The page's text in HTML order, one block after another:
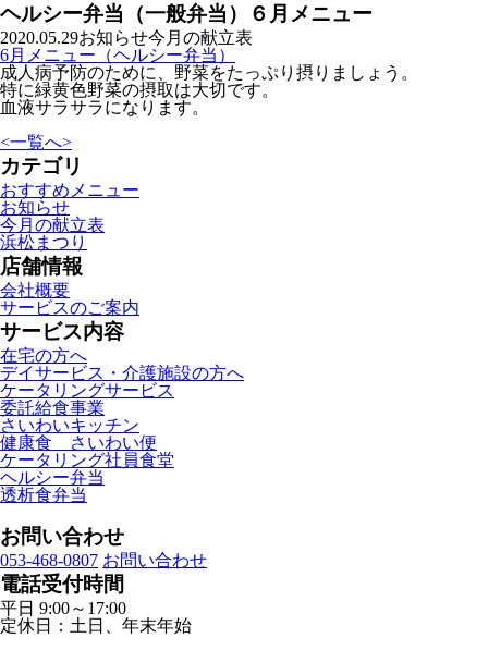
ヘルシー弁当（一般弁当）６月メニュー
2020.05.29お知らせ今月の献立表
6月メニュー（ヘルシー弁当）
成人病予防のために、野菜をたっぷり摂りましょう。
特に緑黄色野菜の摂取は大切です。
血液サラサラになります。
<一覧へ>
カテゴリ
おすすめメニュー
お知らせ
今月の献立表
浜松まつり
店舗情報
会社概要
サービスのご案内
サービス内容
在宅の方へ
デイサービス・介護施設の方へ
ケータリングサービス
委託給食事業
さいわいキッチン
健康食 さいわい便
ケータリング社員食堂
ヘルシー弁当
透析食弁当
お問い合わせ
053-468-0807 お問い合わせ
電話受付時間
平日 9:00～17:00
定休日：土日、年末年始